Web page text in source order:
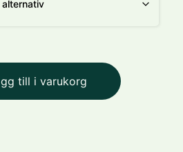
till i varukorg